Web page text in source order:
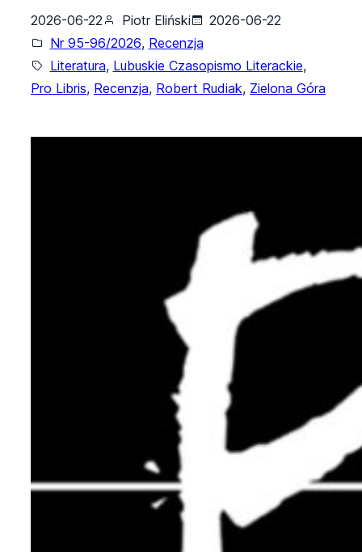
2026-06-22 Piotr Eliński
2026-06-22
Nr 95-96/2026, Recenzja
Literatura, Lubuskie Czasopismo Literackie,
Pro Libris, Recenzja, Robert Rudiak, Zielona Góra